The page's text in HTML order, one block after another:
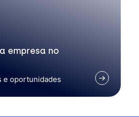
empresa no
e oportunidades